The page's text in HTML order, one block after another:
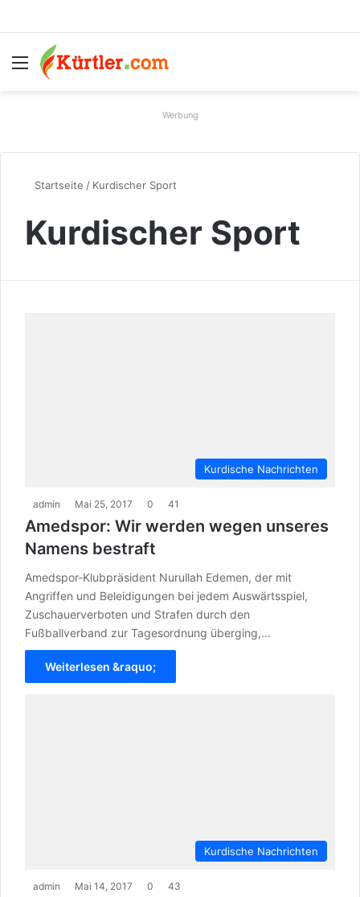
Menü
Werbung
Startseite / Kurdischer Sport
Kurdischer Sport
Kurdische Nachrichten
admin Mai 25, 2017 0 41
Amedspor: Wir werden wegen unseres
Namens bestraft
Amedspor-Klubpräsident Nurullah Edemen, der mit
Angriffen und Beleidigungen bei jedem Auswärtsspiel,
Zuschauerverboten und Strafen durch den
Fußballverband zur Tagesordnung überging,…
Weiterlesen &raquo;
Kurdische Nachrichten
admin Mai 14, 2017 0 43